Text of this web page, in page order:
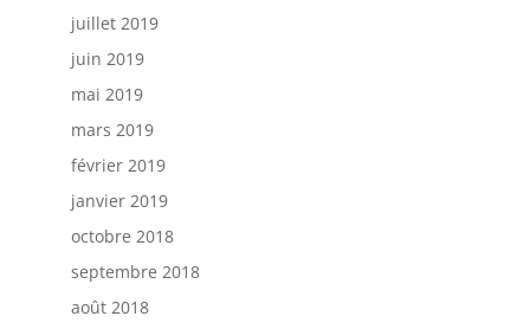
juillet 2019
juin 2019
mai 2019
mars 2019
février 2019
janvier 2019
octobre 2018
septembre 2018
août 2018